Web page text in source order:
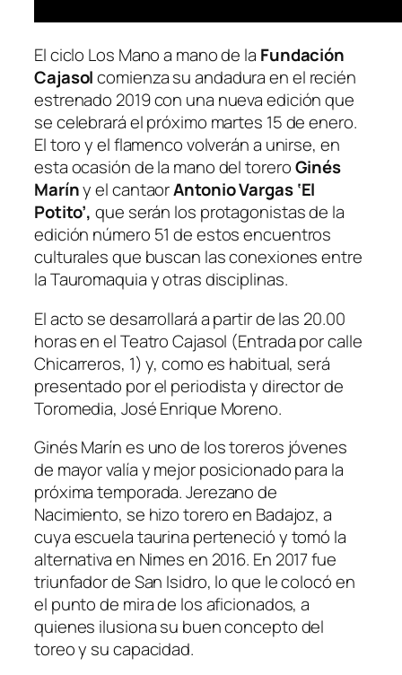
El ciclo Los Mano a mano de la Fundación
Cajasolcomienza su andadura en el recién
estrenado 2019 con una nueva edición que
se celebrará el próximo martes 15 de enero.
El toro y el flamenco volverán a unirse, en
esta ocasión de la mano del toreroGinés
Maríny el cantaorAntonio Vargas ‘El
Potito’,que serán los protagonistas de la
edición número 51 de estos encuentros
culturales que buscan las conexiones entre
la Tauromaquia y otras disciplinas.
El acto se desarrollará a partir de las 20.00
horas en el Teatro Cajasol (Entrada por calle
Chicarreros, 1) y, como es habitual, será
presentado por el periodista y director de
Toromedia, José Enrique Moreno.
Ginés Marín es uno de los toreros jóvenes
de mayor valía y mejor posicionado para la
próxima temporada. Jerezano de
Nacimiento, se hizo torero en Badajoz, a
cuya escuela taurina perteneció y tomó la
alternativa en Nimes en 2016. En 2017 fue
triunfador de San Isidro, lo que le colocó en
el punto de mira de los aficionados, a
quienes ilusiona su buen concepto del
toreo y su capacidad.